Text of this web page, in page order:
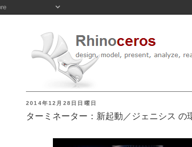
2014年12月28日日曜日
ターミネーター：新起動／ジェニシス の